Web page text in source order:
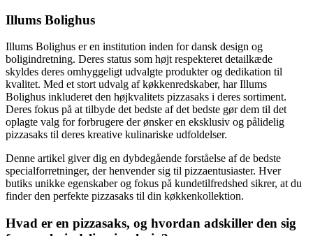
Illums Bolighus
Illums Bolighus er en institution inden for dansk design og
boligindretning. Deres status som højt respekteret detailkæde
skyldes deres omhyggeligt udvalgte produkter og dedikation til
kvalitet. Med et stort udvalg af køkkenredskaber, har Illums
Bolighus inkluderet den højkvalitets pizzasaks i deres sortiment.
Deres fokus på at tilbyde det bedste af det bedste gør dem til det
oplagte valg for forbrugere der ønsker en eksklusiv og pålidelig
pizzasaks til deres kreative kulinariske udfoldelser.
Denne artikel giver dig en dybdegående forståelse af de bedste
specialforretninger, der henvender sig til pizzaentusiaster. Hver
butiks unikke egenskaber og fokus på kundetilfredshed sikrer, at du
finder den perfekte pizzasaks til din køkkenkollektion.
Hvad er en pizzasaks, og hvordan adskiller den sig